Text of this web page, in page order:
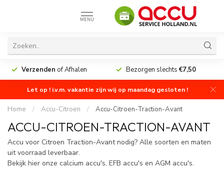
MENU
Verzenden of Afhalen Bezorgen slechts€7,50
Let op ! i.v.m. vakantie zijn wij op maandag gesloten !
Home / Accu-Citroen / Accu-Citroen-Traction-Avant
ACCU-CITROEN-TRACTION-AVANT
Accu voor Citroen Traction-Avant nodig? Alle soorten en maten
uit voorraad leverbaar.
Bekijk hier onze calcium accu's, EFB accu's en AGM accu's.